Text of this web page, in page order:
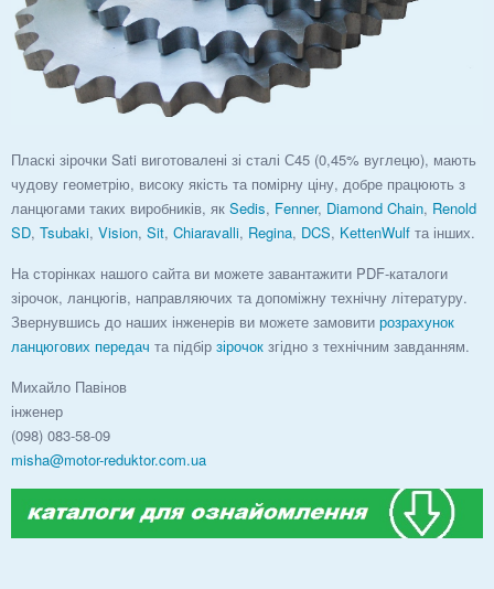
Пласкі зірочки Sati виготовалені зі сталі С45 (0,45% вуглецю), мають
чудову геометрію, високу якість та помірну ціну, добре працюють з
ланцюгами таких виробників, як Sedis, Fenner, Diamond Chain, Renold
SD, Tsubaki, Vision, Sit, Chiaravalli, Regina, DCS, KettenWulf та інших.
На сторінках нашого сайта ви можете завантажити PDF-каталоги
зірочок, ланцюгів, направляючих та допоміжну технічну літературу.
Звернувшись до наших інженерів ви можете замовити розрахунок
ланцюгових передач та підбір зірочок згідно з технічним завданням.
Михайло Павінов
інженер
(098) 083-58-09
misha@motor-reduktor.com.ua